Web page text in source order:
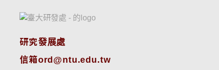
研究發展處
信箱ord@ntu.edu.tw